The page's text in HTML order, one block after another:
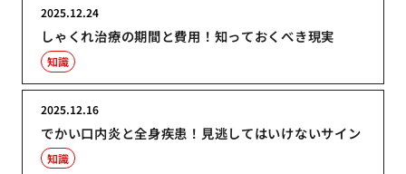
しゃくれ治療の期間と費用！知っておくべき現実
2025.12.24
知識
でかい口内炎と全身疾患！見逃してはいけないサイン
2025.12.16
知識